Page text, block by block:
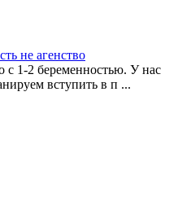
не агенство
с 1-2 беременностью. У нас
вступить в п ...